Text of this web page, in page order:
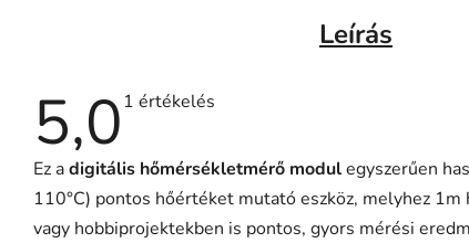
Leírás
5,0 A
5-
ből
5,0
csillag.
1 értékelés
Ez adigitális hőmérsékletmérő modulegyszerűen
110°C) pontos hőértéket mutató eszköz, melyhez
vagy hobbiprojektekben is pontos, gyors mérési